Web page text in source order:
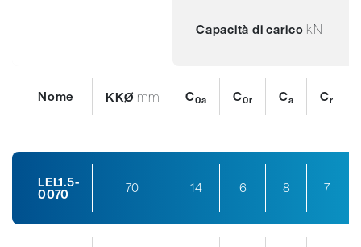
Capacità di carico kN
Nome KKØ mm C0a C0r Ca Cr
LEL1.5-
0070 70 14 6 8 7